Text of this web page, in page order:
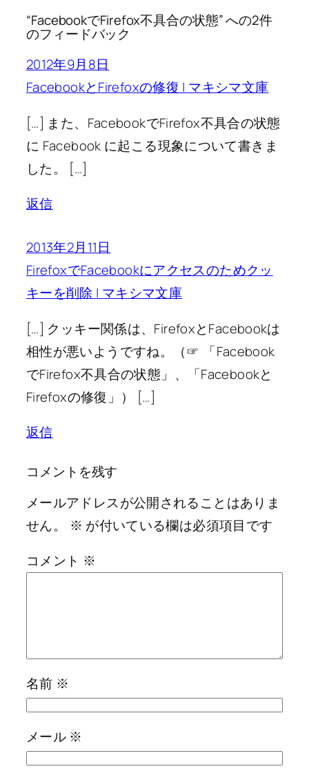
“FacebookでFirefox不具合の状態” への2件
のフィードバック
2012年9月8日
FacebookとFirefoxの修復 | マキシマ文庫
[…] また、FacebookでFirefox不具合の状態
に Facebook に起こる現象について書きま
した。 […]
返信
2013年2月11日
FirefoxでFacebookにアクセスのためクッ
キーを削除 | マキシマ文庫
[…] クッキー関係は、FirefoxとFacebookは
相性が悪いようですね。（☞ 「Facebook
でFirefox不具合の状態」、「Facebookと
Firefoxの修復」） […]
返信
コメントを残す
メールアドレスが公開されることはありま
せん。
※ が付いている欄は必須項目です
コメント ※
名前 ※
メール ※